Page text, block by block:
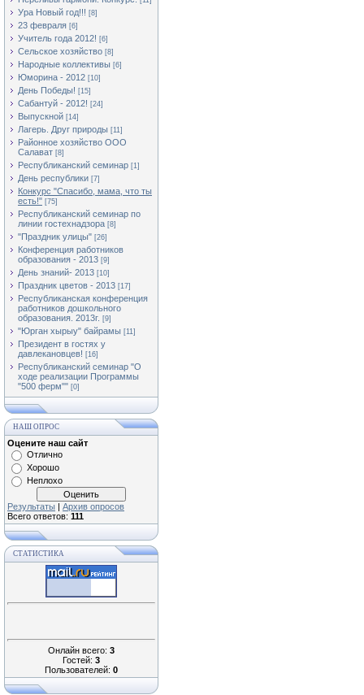
Ура Новый год!!! [8]
23 февраля [6]
Учитель года 2012! [6]
Сельское хозяйство [8]
Народные коллективы [6]
Юморина - 2012 [10]
День Победы! [15]
Сабантуй - 2012! [24]
Выпускной [14]
Лагерь. Друг природы [11]
Районное хозяйство ООО
Салават [8]
Республиканский семинар [1]
День республики [7]
Конкурс "Спасибо, мама, что ты
есть!" [75]
Республиканский семинар по
линии гостехнадзора [8]
"Праздник улицы" [26]
Конференция работников
образования - 2013 [9]
День знаний- 2013 [10]
Праздник цветов - 2013 [17]
Республиканская конференция
работников дошкольного
образования. 2013г. [9]
"Юрган хырыу" байрамы [11]
Президент в гостях у
давлекановцев! [16]
Республиканский семинар "О
ходе реализации Программы
"500 ферм"" [0]
НАШ ОПРОС
Оцените наш сайт
Отлично
Хорошо
Неплохо
Результаты | Архив опросов
Всего ответов: 111
СТАТИСТИКА
Онлайн всего: 3
Гостей: 3
Пользователей: 0